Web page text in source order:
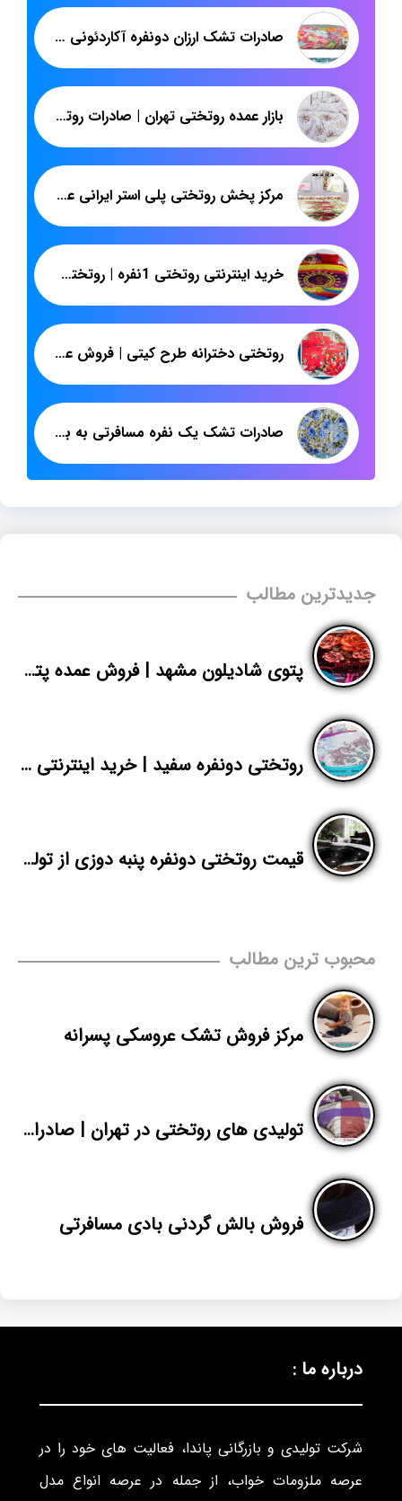
صادرات تشک ارزان دونفره آکاردئونی به افغانستان
بازار عمده روتختی تهران | صادرات روتختی اسپرت ایرانی به عراق
مرکز پخش روتختی پلی استر ایرانی عمده تهران
خرید اینترنتی روتختی 1نفره | روتختی میکرو دیجیتال جدید | شرکت پاندا
روتختی دخترانه طرح کیتی | فروش عمده سرویس خواب پلی استر
صادرات تشک یک نفره مسافرتی به بازار عراق
جدیدترین مطالب
پتوی شادیلون مشهد | فروش عمده پتو گلدن آتیس
روتختی دونفره سفید | خرید اینترنتی روتختی تک رنگ مخمل | پاندا
قیمت روتختی دونفره پنبه دوزی از تولیدی تهران
محبوب ترین مطالب
مرکز فروش تشک عروسکی پسرانه
تولیدی های روتختی در تهران | صادرات سرویس روتختی مخمل دونفره | پاندا
فروش بالش گردنی بادی مسافرتی
درباره ما :
شرکت تولیدی و بازرگانی پاندا، فعالیت های خود را در
عرصه ملزومات خواب، از جمله در عرصه انواع مدل